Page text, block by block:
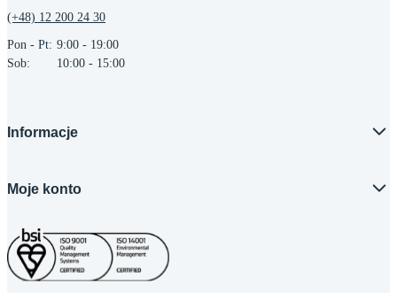
(+48) 12 200 24 30
Pon - Pt: 9:00 - 19:00
Sob:
10:00 - 15:00
Informacje
Moje konto